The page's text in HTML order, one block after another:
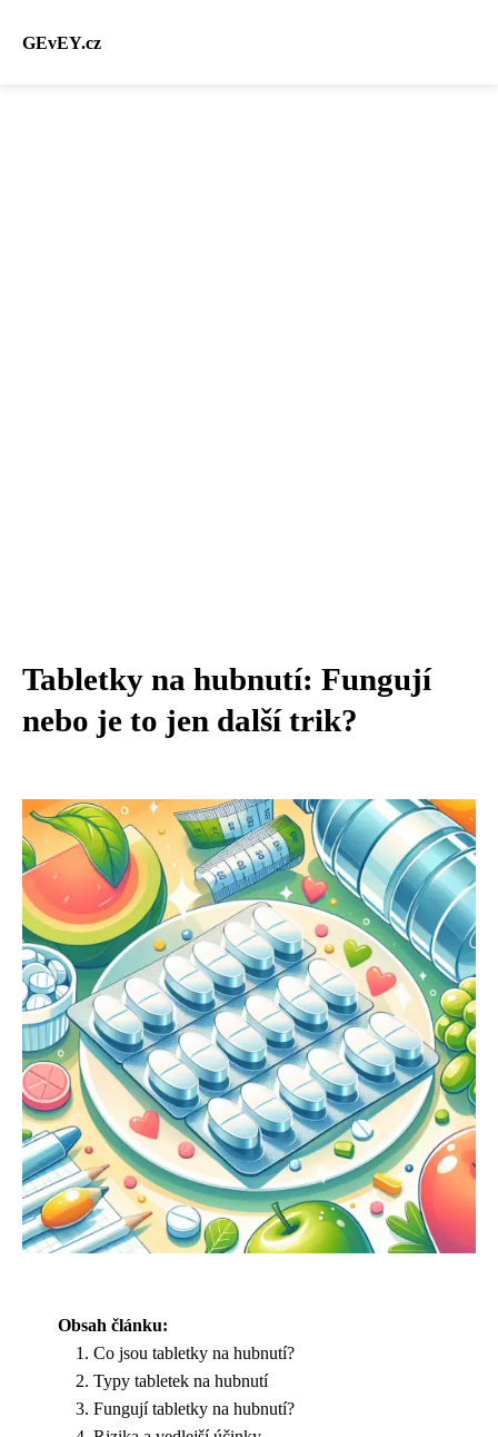
GEvEY.cz
Tabletky na hubnutí: Fungují
nebo je to jen další trik?
Obsah článku:
Co jsou tabletky na hubnutí?
Typy tabletek na hubnutí
Fungují tabletky na hubnutí?